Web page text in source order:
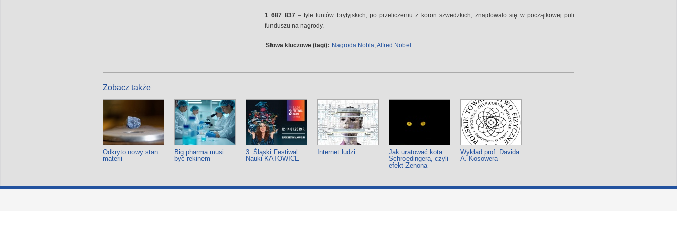
1 687 837– tyle funtów brytyjskich, po przeliczeniu z koron szwedzkich, znajdowało się w początkowej puli
funduszu na nagrody.
Słowa kluczowe (tagi): Nagroda Nobla Alfred Nobel
Zobacz także
Odkryto nowy stan
materii
Big pharma musi
być rekinem
3. Śląski Festiwal
Nauki KATOWICE
Internet ludzi
Jak uratować kota
Schroedingera, czyli
efekt Zenona
Wykład prof. Davida
A. Kosowera